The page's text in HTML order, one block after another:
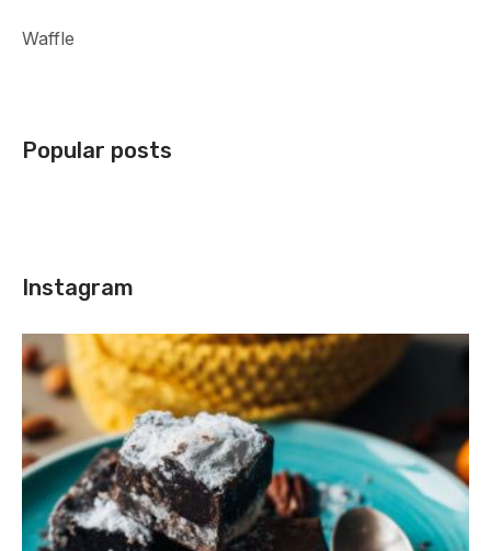
Waffle
Popular posts
Instagram